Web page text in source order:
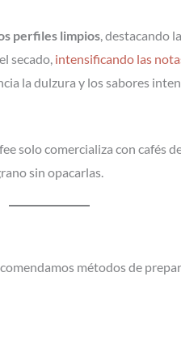
perfiles limpios, destacando
secado, intensificando las
la dulzura y los sabores
solo comercializa con cafés
sin opacarlas.
métodos de